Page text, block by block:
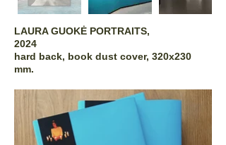
LAURA GUOKĖ PORTRAITS,
2024
hard back, book dust cover, 320x230
mm.